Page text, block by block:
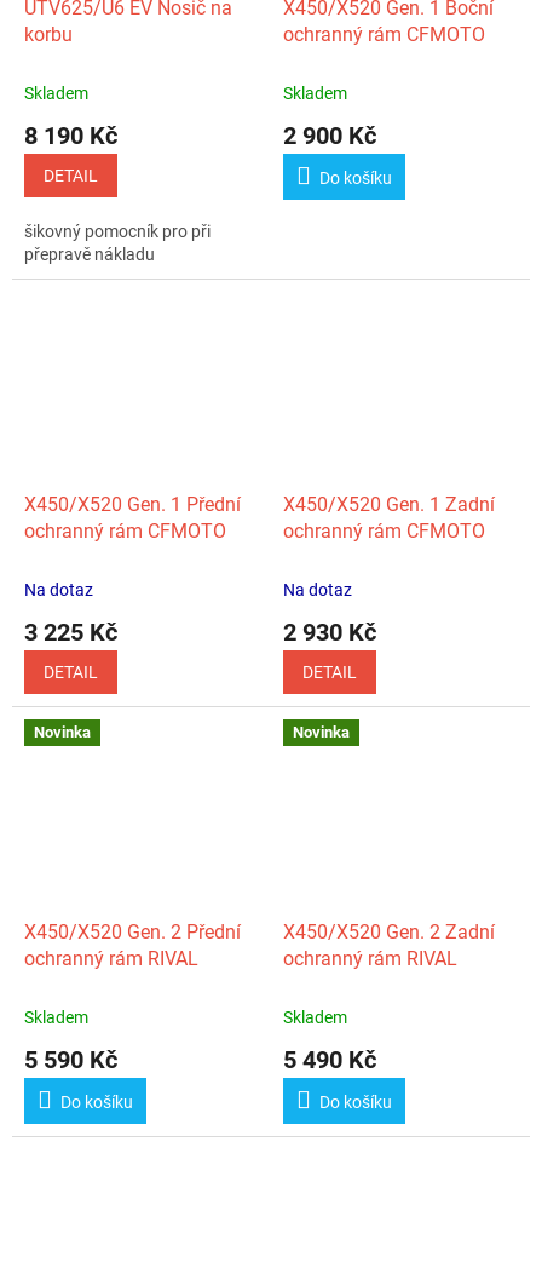
UTV625/U6 EV Nosič na
korbu
Skladem
8 190 Kč
DETAIL
šikovný pomocník pro při
přepravě nákladu
X450/X520 Gen. 1 Boční
ochranný rám CFMOTO
Skladem
2 900 Kč
Do košíku
X450/X520 Gen. 1 Přední
ochranný rám CFMOTO
Na dotaz
3 225 Kč
DETAIL
X450/X520 Gen. 1 Zadní
ochranný rám CFMOTO
Na dotaz
2 930 Kč
DETAIL
Novinka
X450/X520 Gen. 2 Přední
ochranný rám RIVAL
Skladem
5 590 Kč
Do košíku
Novinka
X450/X520 Gen. 2 Zadní
ochranný rám RIVAL
Skladem
5 490 Kč
Do košíku